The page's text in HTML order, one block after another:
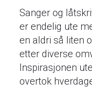
Sanger og
er endelig ute
en aldri så liten
etter diverse
Inspirasjonen
overtok